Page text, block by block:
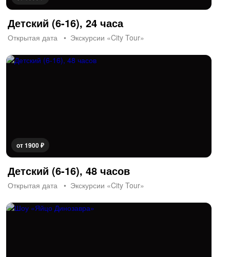
Детский (6-16), 24 часа
Открытая дата Экскурсии «City Tour»
от 1900 ₽
Детский (6-16), 48 часов
Открытая дата Экскурсии «City Tour»